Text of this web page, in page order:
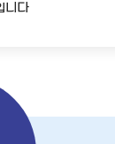
니다